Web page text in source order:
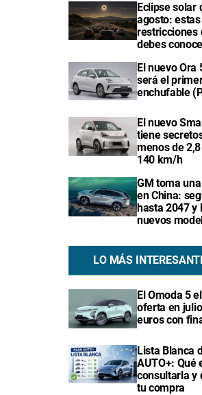
Eclipse solar
agosto:
restricciones
debes
El nuevo Ora
será el
enchufable
El nuevo
tiene
menos de
140 km/h
GM toma
en China:
hasta 2047 y
nuevos
LO MÁS
El Omoda 5
oferta en
euros con
Lista Blanca
AUTO+: Qué
consultarla y
tu compra